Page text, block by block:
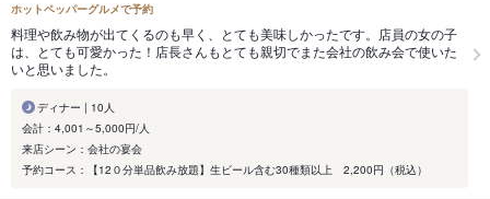
ホットペッパーグルメで予約
料理や飲み物が出てくるのも早く、とても美味しかったです。店員の女の子
は、とても可愛かった！店長さんもとても親切でまた会社の飲み会で使いた
いと思いました。
ディナー | 10人
会計：4,001～5,000円/人
来店シーン：会社の宴会
予約コース：【12０分単品飲み放題】生ビール含む30種類以上 2,200円（税込）